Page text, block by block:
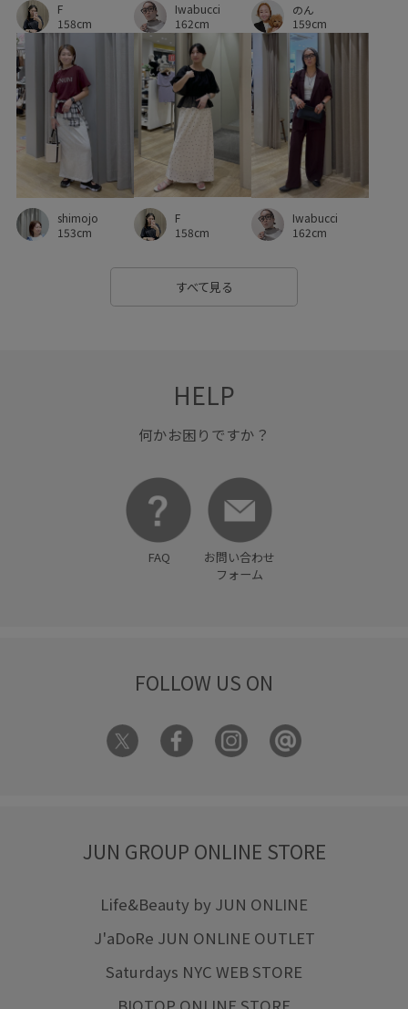
シンプルコーデ ジャケット スタイルアップ
スタンドフリル ストラップ ストレッチ性
セットアップ セットアップ対象商品
テーラードジャケット デイリー使い トレンド
トートバッグ ドライ ドライタッチ ナチュラル
ニット ハイウエスト ハンドバッグ
バランスが良い ビジネスシーン フラットシューズ
フルーレットパンチングレース
ワイドパンツ 伸縮性
合わせやすい 大人カジュアル
普段使いも出来る 機能素材
綿素材 肌離れが良い
通気性
F
158cm
Iwabucci
162cm
のん
159cm
shimojo
153cm
F
158cm
Iwabucci
162cm
すべて見る
HELP
何かお困りですか？
FAQ
お問い合わせ
フォーム
FOLLOW US ON
JUN GROUP ONLINE STORE
Life&Beauty by JUN ONLINE
J'aDoRe JUN ONLINE OUTLET
Saturdays NYC WEB STORE